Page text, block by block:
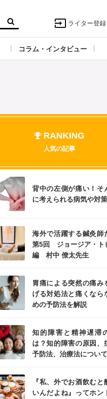
ライター登
コラム・インタビュー
RANKING
人気の記事
背中の左側が痛い！そ
に考えられる病気や対
海外で活躍する鍼灸師
第5回 ジョージア・ト
編 村中 僚太先生
胃痛による突然の痛み
げる対処法と痛くなら
めの予防法を解説
知的障害と精神遅滞
は？知的障害の原因、
予防法、治療法につい
『私、外でお酒飲むと
いんだよね』ってホン